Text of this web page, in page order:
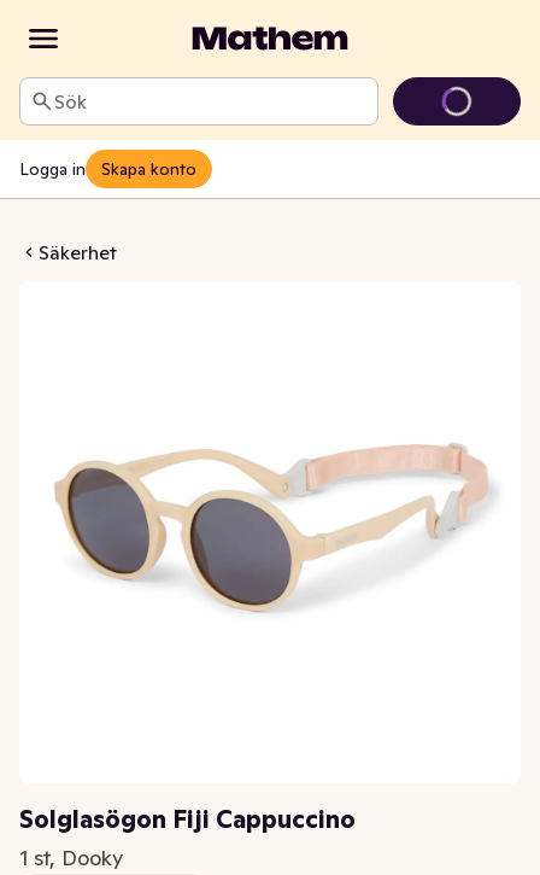
Sök
Logga in Skapa konto
Säkerhet
Fiji Cappuccino
Solglasögon Fiji Cappuccino
1 st, Dooky